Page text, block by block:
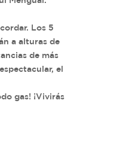
Los 5
a alturas de
de más
el
gas! ¡Vivirás